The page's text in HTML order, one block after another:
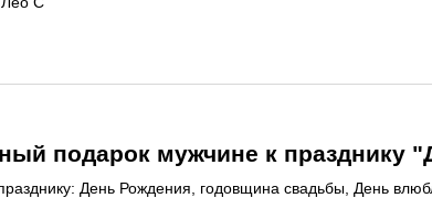
подарок мужчине к празднику
День Рождения, годовщина свадьбы, День